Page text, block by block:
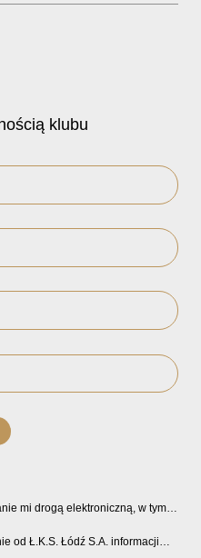
klubu
mi drogą elektroniczną, w tym
oraz informacji o zniżkach,
karnetach, ofercie sklepu U2
i innych produktach oraz
od Ł.K.S. Łódź S.A. informacji